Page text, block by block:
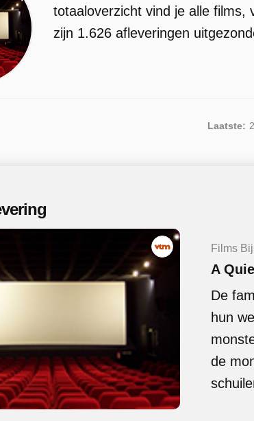
totaaloverzicht vind je alle films,
zijn 1.626 afleveringen
Laatste:
Films
A
De
hun
de